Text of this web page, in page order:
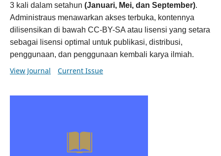
3 kali dalam setahun (Januari, Mei, dan September).
Administraus menawarkan akses terbuka, kontennya
dilisensikan di bawah CC-BY-SA atau lisensi yang setara
sebagai lisensi optimal untuk publikasi, distribusi,
penggunaan, dan penggunaan kembali karya ilmiah.
View Journal Current Issue